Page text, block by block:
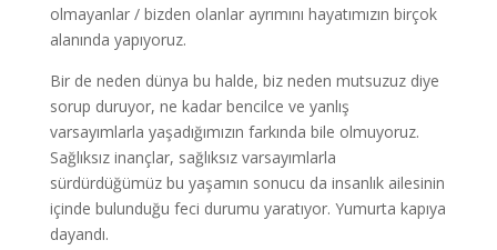
olmayanlar / bizden olanlar ayrımını hayatımızın birçok
alanında yapıyoruz.
Bir de neden dünya bu halde, biz neden mutsuzuz diye
sorup duruyor, ne kadar bencilce ve yanlış
varsayımlarla yaşadığımızın farkında bile olmuyoruz.
Sağlıksız inançlar, sağlıksız varsayımlarla
sürdürdüğümüz bu yaşamın sonucu da insanlık ailesinin
içinde bulunduğu feci durumu yaratıyor. Yumurta kapıya
dayandı.